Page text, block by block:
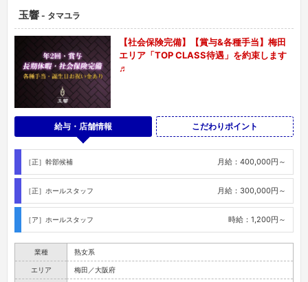
玉響 - タマユラ
【社会保険完備】【賞与&各種手当】梅田
エリア「TOP CLASS待遇」を約束します
♬
給与・店舗情報 こだわりポイント
［正］幹部候補 月給：400,000円～
［正］ホールスタッフ 月給：300,000円～
［ア］ホールスタッフ 時給：1,200円～
業種 熟女系
エリア 梅田／大阪府